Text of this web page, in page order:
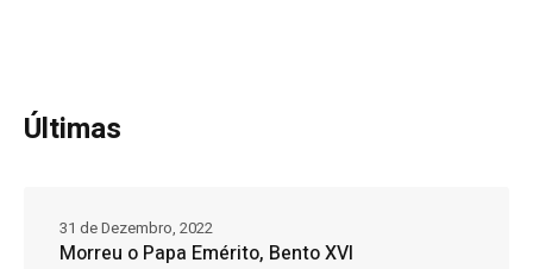
Últimas
Morreu o Papa Emérito, Bento XVI
31 de Dezembro, 2022